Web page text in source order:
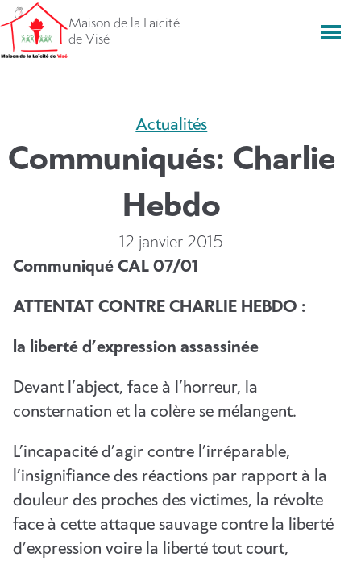
Aller
directement
vers
Maison de la Laïcité
de Visé
Actualités
Communiqués: Charlie
Hebdo
12 janvier 2015
Communiqué CAL 07/01
ATTENTAT CONTRE CHARLIE HEBDO :
la liberté d’expression assassinée
Devant l’abject, face à l’horreur, la
consternation et la colère se mélangent.
L’incapacité d’agir contre l’irréparable,
l’insignifiance des réactions par rapport à la
douleur des proches des victimes, la révolte
face à cette attaque sauvage contre la liberté
d’expression voire la liberté tout court,